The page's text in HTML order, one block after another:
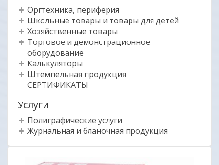
Оргтехника, периферия
Школьные товары и товары для детей
Хозяйственные товары
Торговое и демонстрационное
оборудование
Калькуляторы
Штемпельная продукция
СЕРТИФИКАТЫ
Услуги
Полиграфические услуги
Журнальная и бланочная продукция